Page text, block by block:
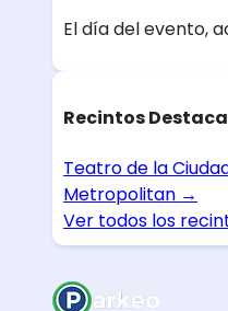
El día del evento,
Recintos
Teatro de la
Metropolitan →
Ver todos los